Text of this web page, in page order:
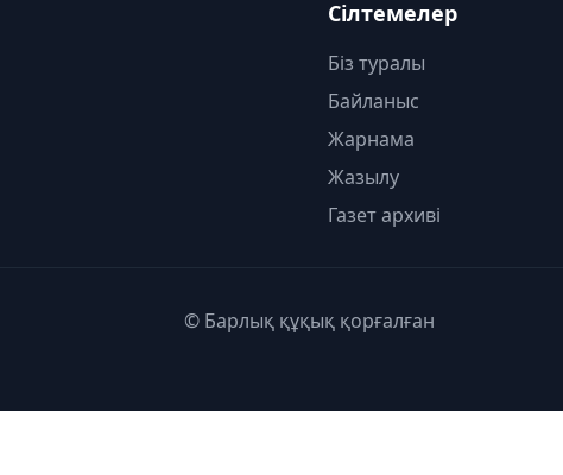
Сілтемелер
Біз туралы
Байланыс
Жарнама
Жазылу
Газет архиві
© Барлық құқық қорғалған